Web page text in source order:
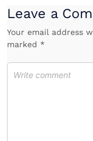
Leave a
Your email address
marked *